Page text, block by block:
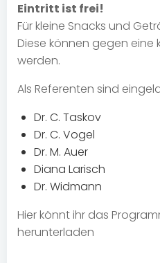
Eintritt ist frei!
Für kleine Snacks und
Diese können gegen eine
werden.
Als Referenten sind
Dr. C. Taskov
Dr. C. Vogel
Dr. M. Auer
Diana Larisch
Dr. Widmann
Hier könnt ihr das
herunterladen